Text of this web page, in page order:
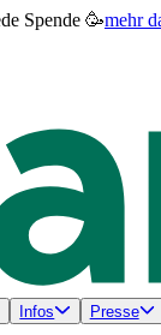
Spende 🥳mehr
Infos Presse